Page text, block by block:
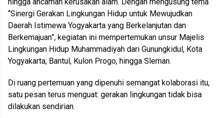
“Sinergi Gerakan Lingkungan Hidup untuk Mewujudkan
Daerah Istimewa Yogyakarta yang Berkelanjutan dan
Berkemajuan”, kegiatan ini mempertemukan unsur Majelis
Lingkungan Hidup Muhammadiyah dari Gunungkidul, Kota
Yogyakarta, Bantul, Kulon Progo, hingga Sleman.
Di ruang pertemuan yang dipenuhi semangat kolaborasi itu,
satu pesan terus menguat: gerakan lingkungan tidak bisa
dilakukan sendirian.